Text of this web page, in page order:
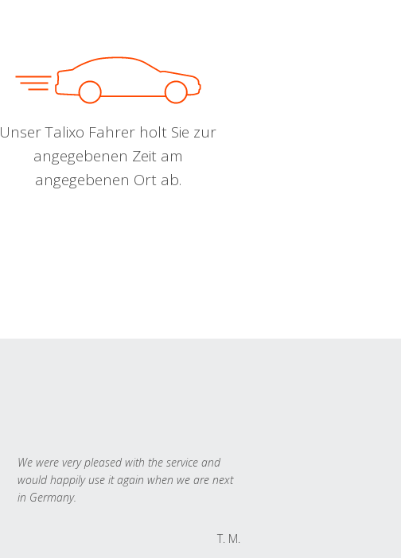
Unser Talixo Fahrer holt Sie zur
angegebenen Zeit am
angegebenen Ort ab.
We were very pleased with the service and
would happily use it again when we are next
in Germany.
T. M.